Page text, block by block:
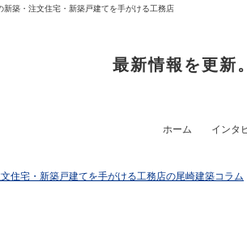
住宅・新築戸建てを手がける工務店の尾崎建築コラム
築・注文住宅・新築戸建てを手がける工務店
最新情報を更新
ホーム インタ